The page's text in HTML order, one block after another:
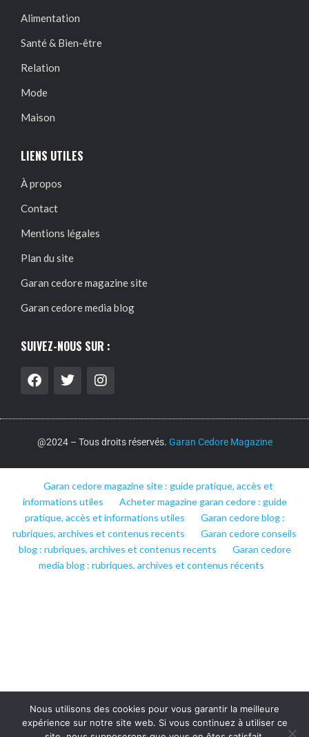
Alimentation
Santé & Bien-être
Relation
Mode
Maison
LIENS UTILES
À propos
Contact
Mentions légales
Plan du site
Garan cedore magazine site
Garan cedore media blog
SUIVEZ-NOUS SUR :
@2024 – Tous droits réservés. Garan Cedore Magazine
Garan cedore magazine site : guide pratique, accès et
informations utiles
Acheter magazine garan cedore : guide
pratique, accès et informations utiles
Garan cedore blog :
rubriques, archives et contenus recents
Garan cedore conseils
blog : rubriques, archives et contenus recents
Garan cedore
media blog : rubriques, archives et contenus récents
Nous utilisons des cookies pour vous garantir la meilleure
expérience sur notre site web. Si vous continuez à utiliser ce